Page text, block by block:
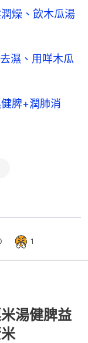
燥、飲木瓜湯
濕、用咩木瓜
脾+潤肺消
1
湯健脾益